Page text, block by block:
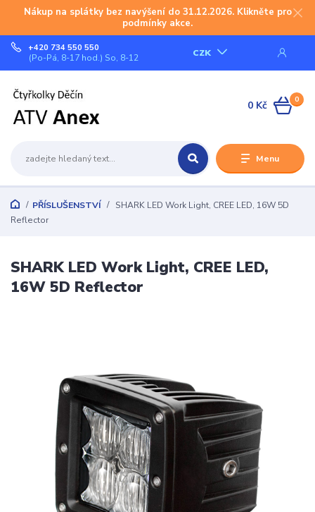
Nákup na splátky bez navýšení do 31.12.2026. Klikněte pro
podmínky akce.
Menu
CZK
+420 734 550 550
(Po-Pá, 8-17 hod.) So, 8-12
0
0 Kč
PŘÍSLUŠENSTVÍ
SHARK LED Work Light, CREE LED, 16W 5D
Reflector
SHARK LED Work Light, CREE LED,
16W 5D Reflector